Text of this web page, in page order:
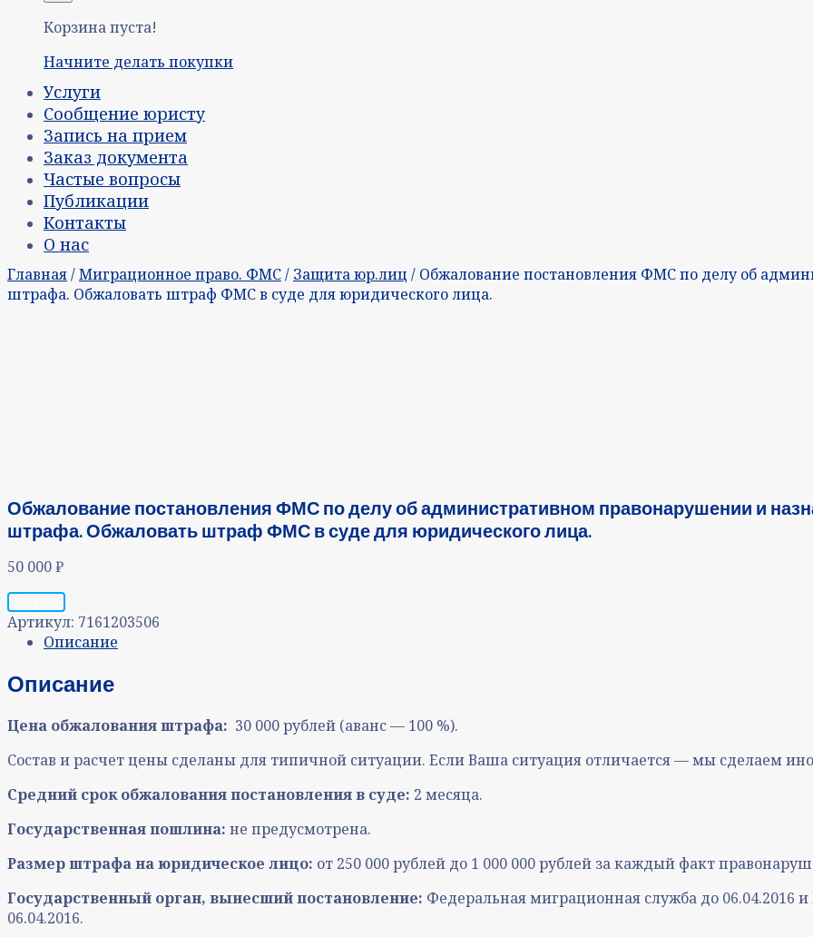
Корзина пуста!
Начните делать покупки
Услуги
Сообщение юристу
Запись на прием
Заказ документа
Частые вопросы
Публикации
Контакты
О нас
Главная/Миграционное право. ФМС/ Защита юр.лиц / Обжалование постановления ФМС по делу об
штрафа. Обжаловать штраф ФМС в суде для юридического лица.
Обжалование постановления ФМС по делу об административном правонарушении и
штрафа. Обжаловать штраф ФМС в суде для юридического лица.
50 000₽
Артикул: 7161203506
Описание
Описание
Цена обжалования штрафа: 30 000 рублей (аванс — 100 %).
Состав и расчет цены сделаны для типичной ситуации. Если Ваша ситуация отличается — мы сделаем
Средний срок обжалования постановления в суде: 2 месяца.
Государственная пошлина: не предусмотрена.
Размер штрафа на юридическое лицо: от 250 000 рублей до 1 000 000 рублей за каждый факт
Государственный орган, вынесший постановление: Федеральная миграционная служба до 06.04.2016
06.04.2016.